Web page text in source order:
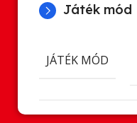
Játék mód
JÁTÉK MÓD